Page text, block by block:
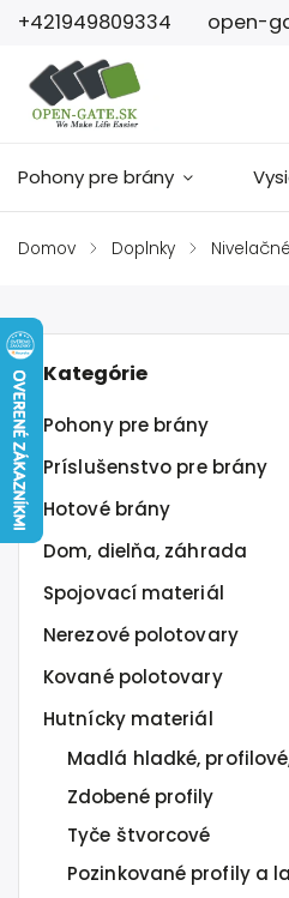
+421949809334 open-
Pohony pre brány
Domov / Doplnky /
Kategórie
Pohony pre brány
Príslušenstvo pre brány
Hotové brány
Dom, dielňa, záhrada
Spojovací materiál
Nerezové polotovary
Kované polotovary
Hutnícky materiál
Madlá hladké,
Zdobené profily
Tyče štvorcové
Pozinkované profily a